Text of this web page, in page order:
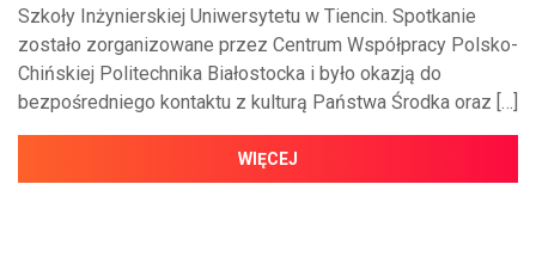
Szkoły Inżynierskiej Uniwersytetu w Tiencin. Spotkanie
zostało zorganizowane przez Centrum Współpracy Polsko-
Chińskiej Politechnika Białostocka i było okazją do
bezpośredniego kontaktu z kulturą Państwa Środka oraz […]
WIĘCEJ